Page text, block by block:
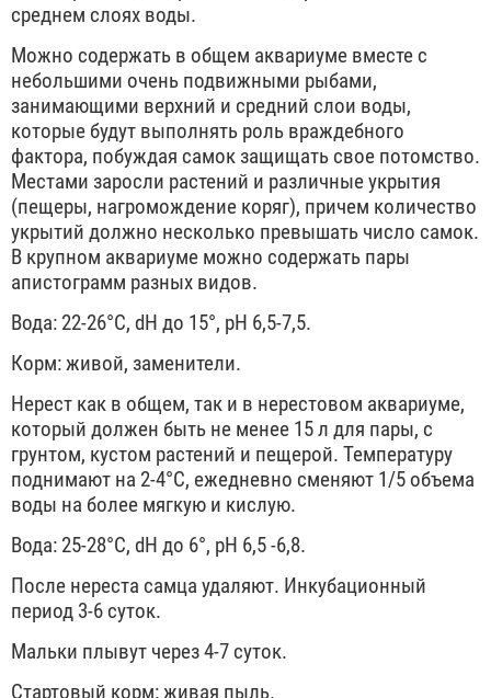
среднем слоях воды.
Можно содержать в общем аквариуме вместе с
небольшими очень подвижными рыбами,
занимающими верхний и средний слои воды,
которые будут выполнять роль враждебного
фактора, побуждая самок защищать свое потомство.
Местами заросли растений и различные укрытия
(пещеры, нагромождение коряг), причем количество
укрытий должно несколько превышать число самок.
В крупном аквариуме можно содержать пары
апистограмм разных видов.
Вода: 22-26°С, dH до 15°, рН 6,5-7,5.
Корм: живой, заменители.
Нерест как в общем, так и в нерестовом аквариуме,
который должен быть не менее 15 л для пары, с
грунтом, кустом растений и пещерой. Температуру
поднимают на 2-4°С, ежедневно сменяют 1/5 объема
воды на более мягкую и кислую.
Вода: 25-28°С, dH до 6°, рН 6,5 -6,8.
После нереста самца удаляют. Инкубационный
период 3-6 суток.
Мальки плывут через 4-7 суток.
Стартовый корм: живая пыль.